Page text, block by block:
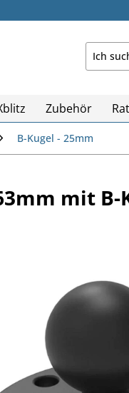
Zubehör
B-Kugel - 25mm
mit B-